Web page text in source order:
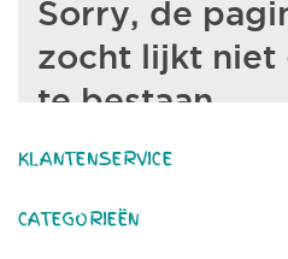
KLANTENSERVICE
CATEGORIEËN